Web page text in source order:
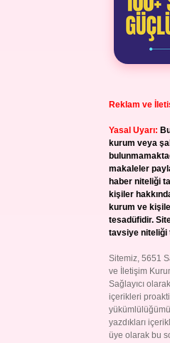
Reklam ve
Yasal Uyarı:
kurum veya
makaleler
haber niteliği
kişiler
kurum ve
tesadüfidir.
tavsiye niteliği
Sitemiz, 5651
ve İletişim
Sağlayıcı
içerikleri
yazdıkları
üye olarak bu